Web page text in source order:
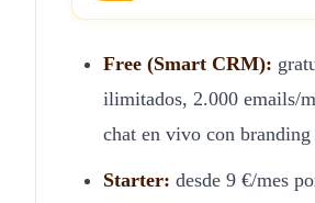
Free (Smart CRM):
ilimitados, 2.000 emails/
chat en vivo con
Starter: desde 9 €/mes